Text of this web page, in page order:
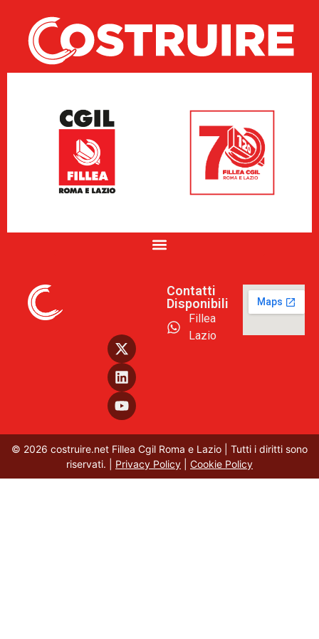
Contatti
Disponibili
Fillea
Lazio
© 2026 costruire.net Fillea Cgil Roma e Lazio | Tutti i diritti sono
riservati. | Privacy Policy Cookie Policy